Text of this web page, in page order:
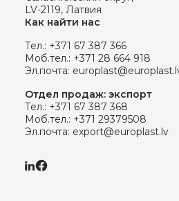
LV-2119, Латвия
Как найти нас
Тел.: +371 67 387 366
Моб.тел.: +371 28 664 918
Эл.почта:
Отдел продаж: экспорт
Тел.: +371 67 387 368
Моб.тел.: +371 29379508
Эл.почта: export@europlast.lv